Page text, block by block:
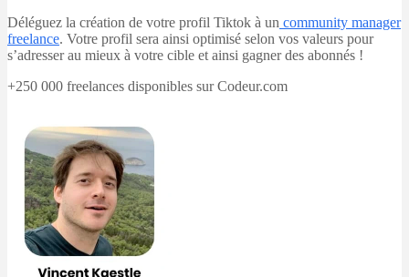
Déléguez la création de votre profil Tiktok à un community manager
freelance. Votre profil sera ainsi optimisé selon vos valeurs pour
s’adresser au mieux à votre cible et ainsi gagner des abonnés !
+250 000 freelances disponibles sur Codeur.com